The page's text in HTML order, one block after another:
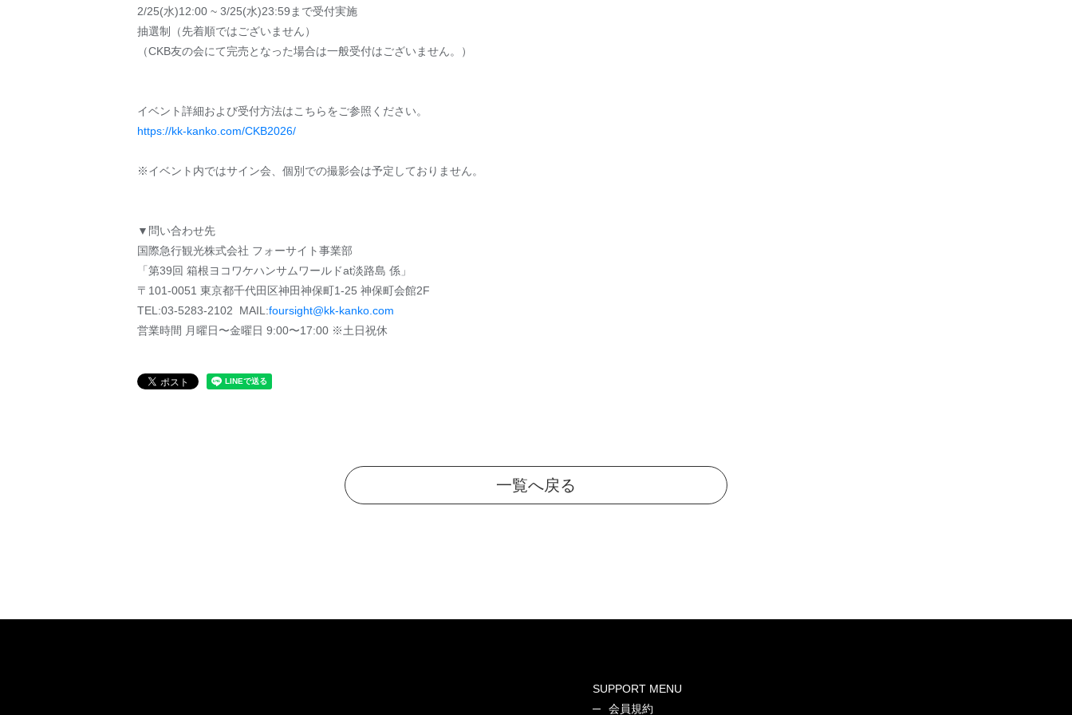
2/25(⽔)12:00 ~ 3/25(⽔)23:59まで受付実施
抽選制（先着順ではございません）
（CKB友の会にて完売となった場合は一般受付はございません。）
イベント詳細および受付方法はこちらをご参照ください。
https://kk-kanko.com/CKB2026/
※イベント内ではサイン会、個別での撮影会は予定しておりません。
▼問い合わせ先
国際急行観光株式会社 フォーサイト事業部
「第39回 箱根ヨコワケハンサムワールドat淡路島 係」
〒101-0051 東京都千代田区神田神保町1-25 神保町会館2F
TEL:03-5283-2102 MAIL:foursight@kk-kanko.com
営業時間 月曜日〜金曜日 9:00〜17:00 ※土日祝休
一覧へ戻る
SUPPORT MENU
会員規約